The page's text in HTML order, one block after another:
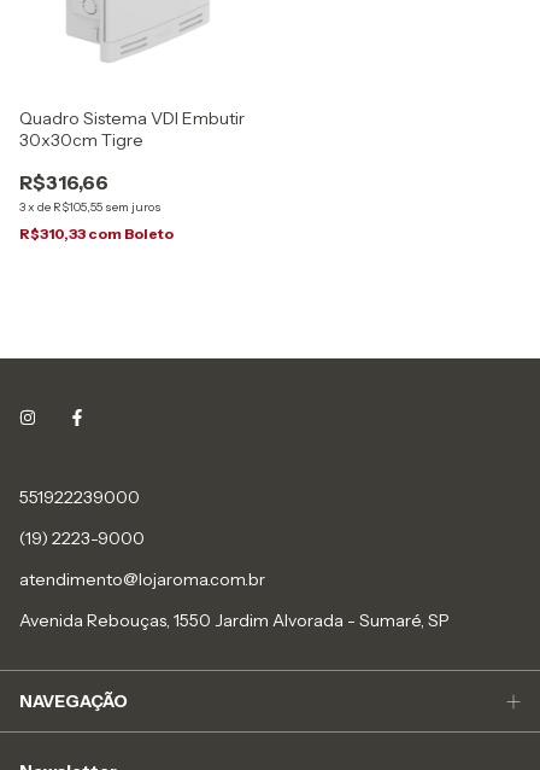
Quadro Sistema VDI Embutir
30x30cm Tigre
R$316,66
3x de R$105,55 sem juros
R$310,33 com Boleto
551922239000
(19) 2223-9000
atendimento@lojaroma.com.br
Avenida Rebouças, 1550 Jardim Alvorada - Sumaré, SP
NAVEGAÇÃO